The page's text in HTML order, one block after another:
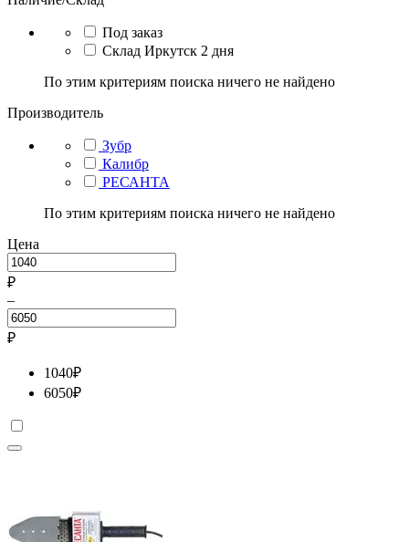
Под заказ
Склад Иркутск 2 дня
По этим критериям поиска ничего не найдено
Производитель
Зубр
Калибр
РЕСАНТА
По этим критериям поиска ничего не найдено
Цена
₽
–
₽
1040₽
6050₽